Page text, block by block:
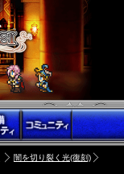
闇を切り裂く光(復刻)